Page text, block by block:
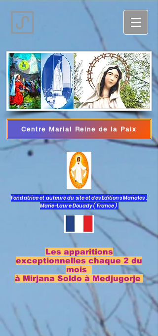
Log In
Centre Marial Reine de la Paix
Fondatrice et auteure du site et des Editions Mariales :
Marie-Laure Douady ( France )
Les apparitions
exceptionnelles chaque 2 du
mois
à Mirjana Soldo à Medjugorje